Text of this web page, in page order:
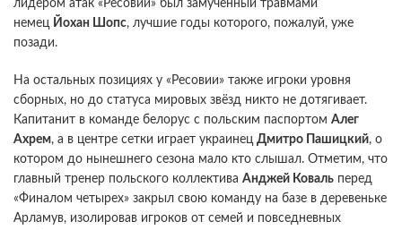
лидером атак «Ресовии» был замученный травмами
немец Йохан Шопс, лучшие годы которого, пожалуй, уже
позади.
На остальных позициях у «Ресовии» также игроки уровня
сборных, но до статуса мировых звёзд никто не дотягивает.
Капитанит в команде белорус с польским паспортом Алег
Ахрем, а в центре сетки играет украинец Дмитро Пашицкий, о
котором до нынешнего сезона мало кто слышал. Отметим, что
главный тренер польского коллектива Анджей Коваль перед
«Финалом четырех» закрыл свою команду на базе в деревеньке
Арламув, изолировав игроков от семей и повседневных